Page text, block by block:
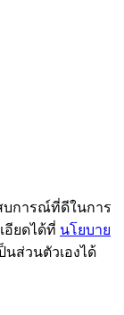
บการณ์ที่ดีในการ
อียดได้ที่ นโยบาย
นส่วนตัวเองได้